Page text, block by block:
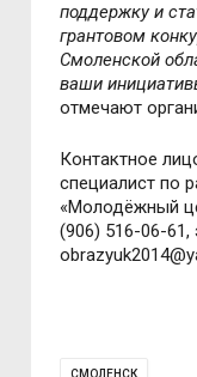
поддержку и
грантовом
Смоленской
ваши
отмечают
Контактное
специалист по
«Молодёжный
(906) 516-06-61,
СМОЛЕНСК